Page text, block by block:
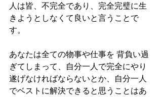
人は皆、不完全であり、完全完璧に生
きようとしなくて良いと言うことで
す。
あなたは全ての物事や仕事を 背負い過
ぎてしまって、自分一人で完全にやり
遂げなければならないとか、自分一人
でベストに解決できると思うことはあ